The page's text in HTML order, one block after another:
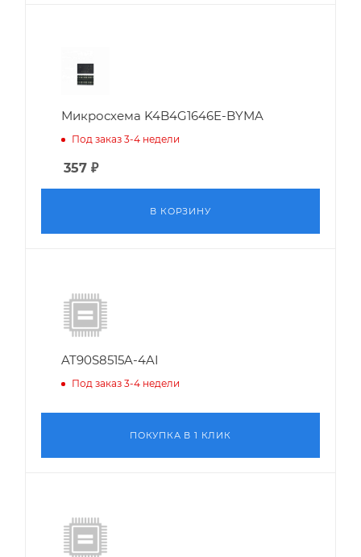
Микросхема K4B4G1646E-BYMA
Под заказ 3-4 недели
357 ₽
В КОРЗИНУ
AT90S8515A-4AI
Под заказ 3-4 недели
ПОКУПКА В 1 КЛИК